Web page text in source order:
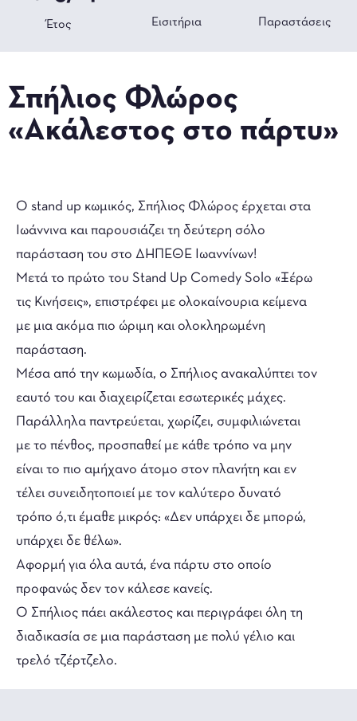
Έτος Εισιτήρια Παραστάσεις
Σπήλιος Φλώρος
«Ακάλεστος στο πάρτυ»
Ο stand up κωμικός, Σπήλιος Φλώρος έρχεται στα
Ιωάννινα και παρουσιάζει τη δεύτερη σόλο
παράσταση του στο ΔΗΠΕΘΕ Ιωαννίνων!
Mετά το πρώτο του Stand Up Comedy Solo «Ξέρω
τις Κινήσεις», επιστρέφει με ολοκαίνουρια κείμενα
με μια ακόμα πιο ώριμη και ολοκληρωμένη
παράσταση.
Μέσα από την κωμωδία, ο Σπήλιος ανακαλύπτει τον
εαυτό του και διαχειρίζεται εσωτερικές μάχες.
Παράλληλα παντρεύεται, χωρίζει, συμφιλιώνεται
με το πένθος, προσπαθεί με κάθε τρόπο να μην
είναι το πιο αμήχανο άτομο στον πλανήτη και εν
τέλει συνειδητοποιεί με τον καλύτερο δυνατό
τρόπο ό,τι έμαθε μικρός: «Δεν υπάρχει δε μπορώ,
υπάρχει δε θέλω».
Αφορμή για όλα αυτά, ένα πάρτυ στο οποίο
προφανώς δεν τον κάλεσε κανείς.
Ο Σπήλιος πάει ακάλεστος και περιγράφει όλη τη
διαδικασία σε μια παράσταση με πολύ γέλιο και
τρελό τζέρτζελο.